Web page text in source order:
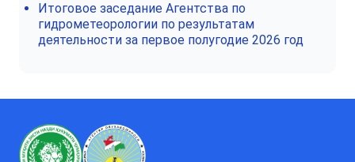
Итоговое заседание Агентства по
гидрометеорологии по результатам
деятельности за первое полугодие 2026 год